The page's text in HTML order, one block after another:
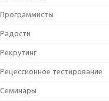
Программисты
Радости
Рекрутинг
Рецессионное тестирование
Семинары